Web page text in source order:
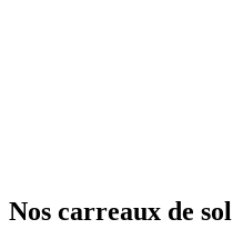
Nos carreaux de sol